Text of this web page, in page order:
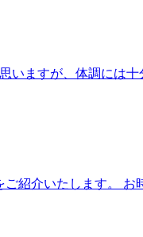
いますが、体調には
ご紹介いたします。